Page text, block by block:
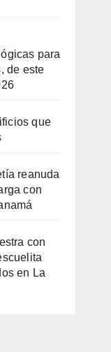
para
de este
que
reanuda
con
con
en La